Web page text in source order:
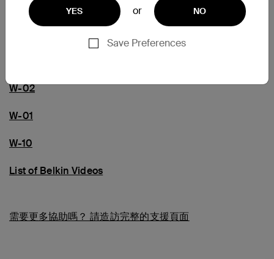
YES or NO
Save Preferences
常見問題
W-02
W-01
W-10
List of Belkin Videos
需要更多協助嗎？ 請造訪完整的支援頁面